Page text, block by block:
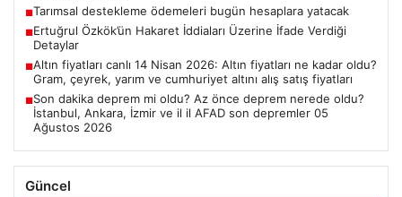
■Tarımsal destekleme ödemeleri bugün hesaplara yatacak
■Ertuğrul Özkök’ün Hakaret İddiaları Üzerine İfade Verdiği
Detaylar
■Altın fiyatları canlı 14 Nisan 2026: Altın fiyatları ne kadar oldu?
Gram, çeyrek, yarım ve cumhuriyet altını alış satış fiyatları
■Son dakika deprem mi oldu? Az önce deprem nerede oldu?
İstanbul, Ankara, İzmir ve il il AFAD son depremler 05
Ağustos 2026
Güncel